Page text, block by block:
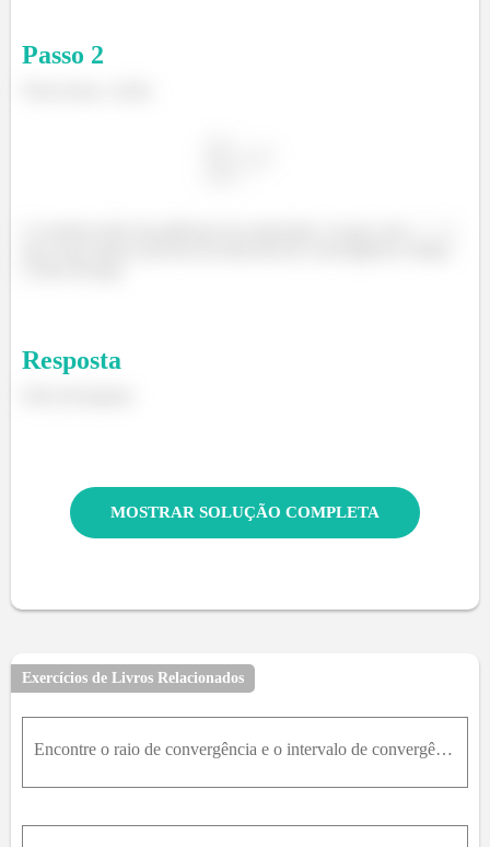
Passo 2
Resposta
MOSTRAR SOLUÇÃO COMPLETA
Exercícios de Livros Relacionados
Encontre o raio de convergência e o intervalo de convergência da série: ∑ n = 1 ∞ x n 1 ∙ 3 ∙ 5 ∙ … ∙ ( 2 n - 1 )